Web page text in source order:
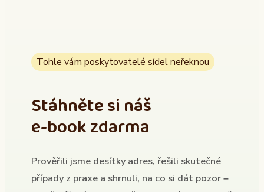
Tohle vám poskytovatelé sídel neřeknou
Stáhněte si náš
e-book zdarma
Prověřili jsme desítky adres, řešili skutečné
případy z praxe a shrnuli, na co si dát pozor –